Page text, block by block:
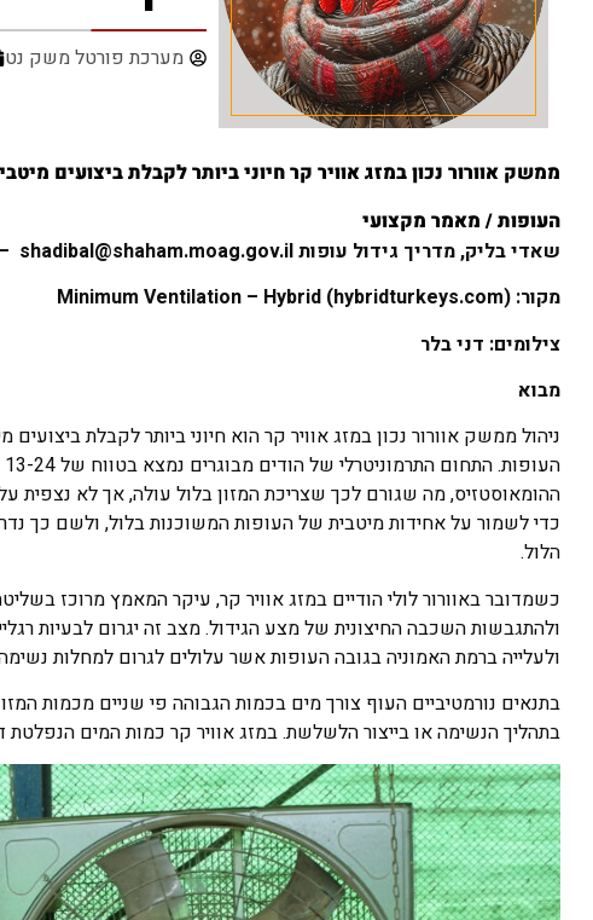
מערכת פורטל משק נט
ממשק אוורור נכון במזג אוויר קר חיוני ביותר לקבלת ביצועים
העופות / מאמר מקצועי
שאדי בליק, מדריך גידול עופותshadibal@shaham.moag.gov.il
–
מקור: Minimum Ventilation – Hybrid (hybridturkeys.com)
צילומים: דני בלר
מבוא
ניהול ממשק אוורור נכון במזג אוויר קר הוא חיוני ביותר לקבלת
ההומאוסטזיס, מה שגורם לכך שצריכת המזון בלול עולה, אך לא נצפית
כדי לשמור על אחידות מיטבית של העופות המשוכנות בלול, ולשם כך
הלול.
כשמדובר באוורור לולי הודיים במזג אוויר קר, עיקר המאמץ מרוכז
ולהתגבשות השכבה החיצונית של מצע הגידול. מצב זה יגרום לבעיות
ולעלייה ברמת האמוניה בגובה העופות אשר עלולים לגרום למחלות נשימה
בתהליך הנשימה או בייצור הלשלשת. במזג אוויר קר כמות המים